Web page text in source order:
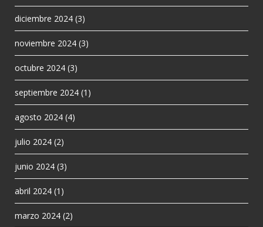
diciembre 2024 (3)
noviembre 2024 (3)
octubre 2024 (3)
septiembre 2024 (1)
agosto 2024 (4)
julio 2024 (2)
junio 2024 (3)
abril 2024 (1)
marzo 2024 (2)